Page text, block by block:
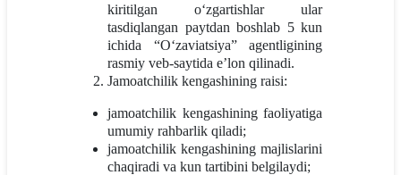
kiritilgan o‘zgartishlar ular
tasdiqlangan paytdan boshlab 5 kun
ichida “O‘zaviatsiya” agentligining
rasmiy veb-saytida e’lon qilinadi.
Jamoatchilik kengashining raisi:
jamoatchilik kengashining faoliyatiga
umumiy rahbarlik qiladi;
jamoatchilik kengashining majlislarini
chaqiradi va kun tartibini belgilaydi;